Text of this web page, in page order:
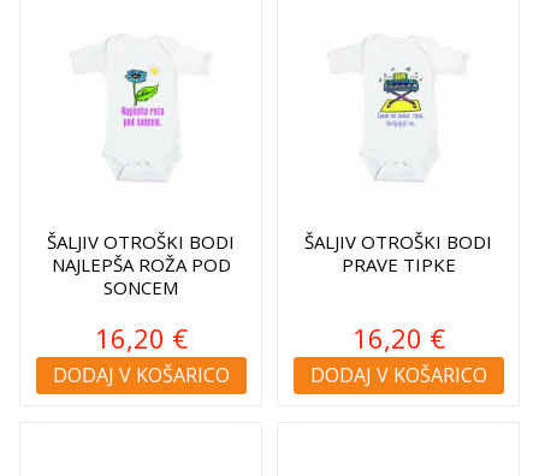
ŠALJIV OTROŠKI BODI
NAJLEPŠA ROŽA POD
SONCEM
16,20 €
DODAJ V KOŠARICO
ŠALJIV OTROŠKI BODI
PRAVE TIPKE
16,20 €
DODAJ V KOŠARICO